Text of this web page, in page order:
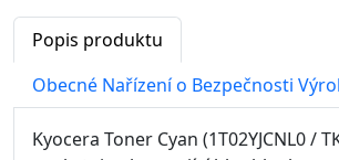
Popis produktu
Obecné Nařízení o Bezpečnosti
Kyocera Toner Cyan (1T02YJCNL0 /